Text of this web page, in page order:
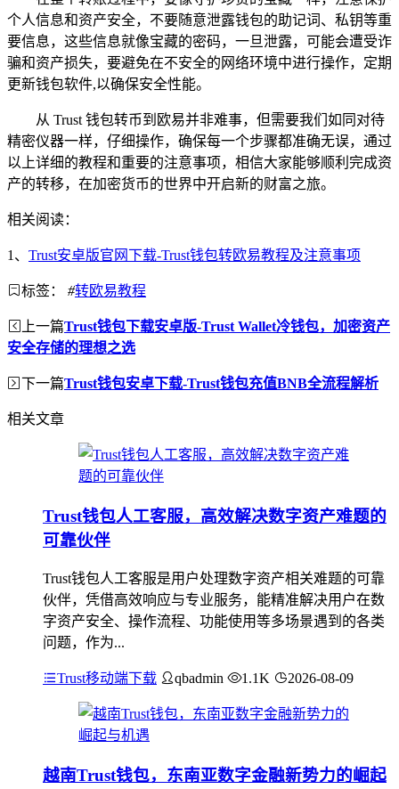
个人信息和资产安全，不要随意泄露钱包的助记词、私钥等重
要信息，这些信息就像宝藏的密码，一旦泄露，可能会遭受诈
骗和资产损失，要避免在不安全的网络环境中进行操作，定期
更新钱包软件,以确保安全性能。
从 Trust 钱包转币到欧易并非难事，但需要我们如同对待
精密仪器一样，仔细操作，确保每一个步骤都准确无误，通过
以上详细的教程和重要的注意事项，相信大家能够顺利完成资
产的转移，在加密货币的世界中开启新的财富之旅。
相关阅读：
1、 Trust安卓版官网下载-Trust钱包转欧易教程及注意事项
标签： #转欧易教程
上一篇Trust钱包下载安卓版-Trust Wallet冷钱包，加密资产
安全存储的理想之选
下一篇Trust钱包安卓下载-Trust钱包充值BNB全流程解析
相关文章
Trust钱包人工客服，高效解决数字资产难题的
可靠伙伴
Trust钱包人工客服是用户处理数字资产相关难题的可靠
伙伴，凭借高效响应与专业服务，能精准解决用户在数
字资产安全、操作流程、功能使用等多场景遇到的各类
问题，作为...
Trust移动端下载 qbadmin 1.1K 2026-08-09
越南Trust钱包，东南亚数字金融新势力的崛起